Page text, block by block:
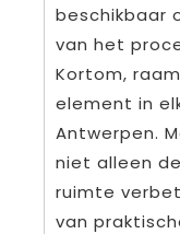
beschikbaar
van het
Kortom,
element in
Antwerpen.
niet alleen
ruimte
van